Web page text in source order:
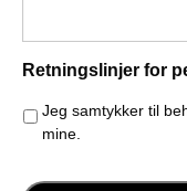
Retningslinjer for
Jeg samtykker til
mine.